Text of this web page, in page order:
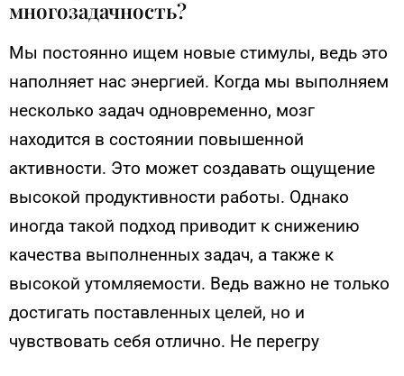
многозадачность?
Мы постоянно ищем новые стимулы, ведь это
наполняет нас энергией. Когда мы выполняем
несколько задач одновременно, мозг
находится в состоянии повышенной
активности. Это может создавать ощущение
высокой продуктивности работы. Однако
иногда такой подход приводит к снижению
качества выполненных задач, а также к
высокой утомляемости. Ведь важно не только
достигать поставленных целей, но и
чувствовать себя отлично. Не перегру